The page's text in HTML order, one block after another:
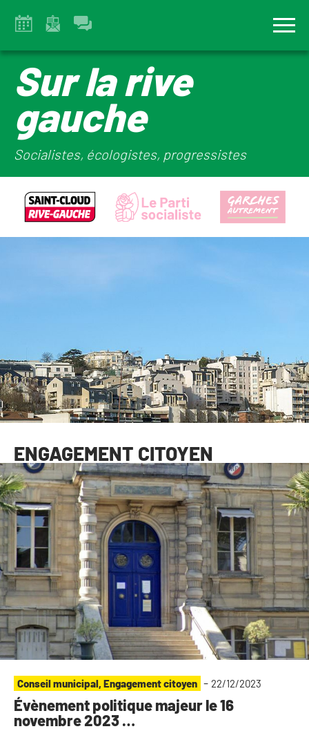
Sur la rive
gauche
Socialistes, écologistes, progressistes
ENGAGEMENT CITOYEN
Conseil municipal, Engagement citoyen - 22/12/2023
Évènement politique majeur le 16
novembre 2023 …